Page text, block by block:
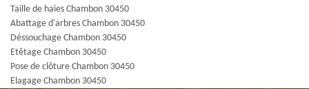
Taille de haies Chambon 30450
Abattage d'arbres Chambon 30450
Déssouchage Chambon 30450
Etêtage Chambon 30450
Pose de clôture Chambon 30450
Elagage Chambon 30450